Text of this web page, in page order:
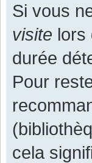
Si vous
visite lors
durée
Pour
cela